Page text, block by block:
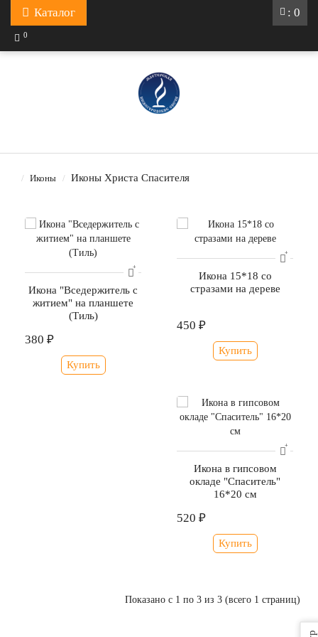
: 0
Каталог
0
Иконы Иконы Христа Спасителя
Икона "Вседержитель с
житием" на планшете
(Тиль)
380 ₽
Купить
Икона 15*18 со
стразами на дереве
450 ₽
Купить
Икона в гипсовом
окладе "Спаситель"
16*20 см
520 ₽
Купить
Показано с 1 по 3 из 3 (всего 1 страниц)